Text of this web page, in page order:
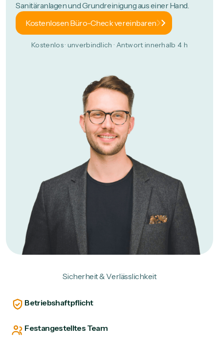
Sanitäranlagen und Grundreinigung aus einer Hand.
Kostenlosen Büro-Check vereinbaren
Kostenlos · unverbindlich · Antwort innerhalb 4 h
Sicherheit & Verlässlichkeit
Betriebshaftpflicht
Festangestelltes Team